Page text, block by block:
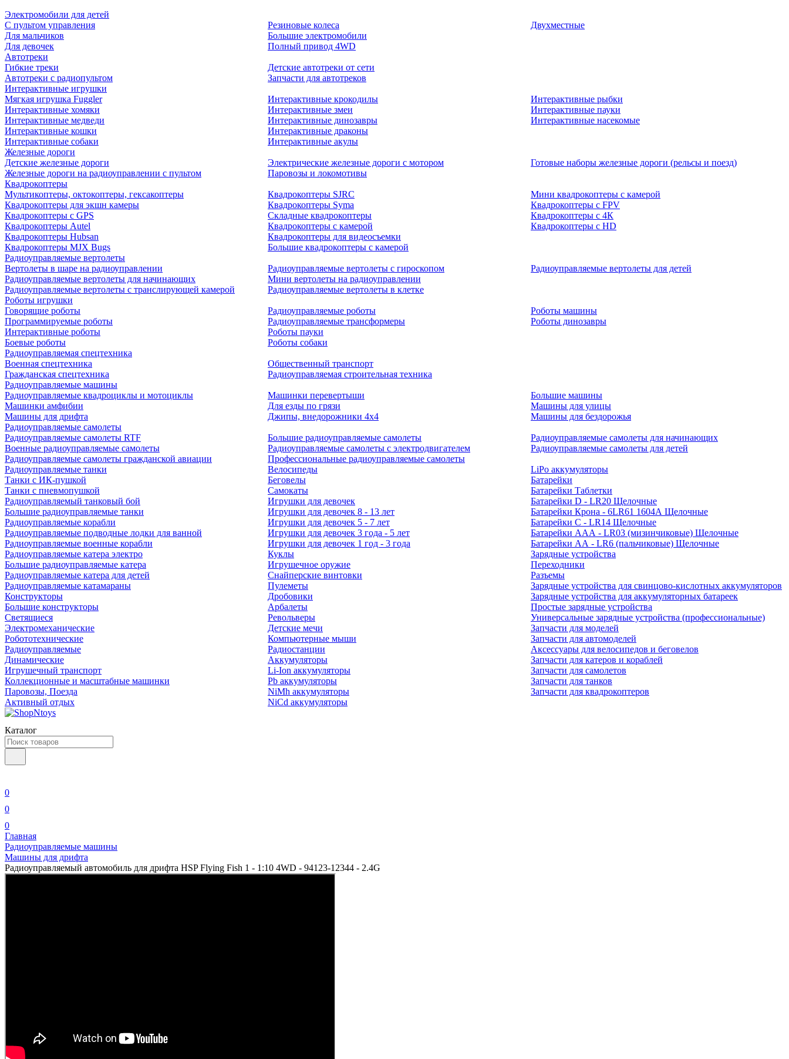
Электромобили для детей
С пультом управления
Для мальчиков
Для девочек
Резиновые колеса
Большие электромобили
Полный привод 4WD
Двухместные
Автотреки
Гибкие треки
Автотреки с радиопультом
Детские автотреки от сети
Запчасти для автотреков
Интерактивные игрушки
Мягкая игрушка Fuggler
Интерактивные хомяки
Интерактивные медведи
Интерактивные кошки
Интерактивные собаки
Интерактивные крокодилы
Интерактивные змеи
Интерактивные динозавры
Интерактивные драконы
Интерактивные акулы
Интерактивные рыбки
Интерактивные пауки
Интерактивные насекомые
Железные дороги
Детские железные дороги
Железные дороги на радиоуправлении с пультом
Электрические железные дороги с мотором
Паровозы и локомотивы
Готовые наборы железные дороги (рельсы и поезд)
Квадрокоптеры
Мультикоптеры, октокоптеры, гексакоптеры
Квадрокоптеры для экшн камеры
Квадрокоптеры с GPS
Квадрокоптеры Autel
Квадрокоптеры Hubsan
Квадрокоптеры MJX Bugs
Квадрокоптеры SJRC
Квадрокоптеры Syma
Складные квадрокоптеры
Квадрокоптеры с камерой
Квадрокоптеры для видеосъемки
Большие квадрокоптеры с камерой
Мини квадрокоптеры с камерой
Квадрокоптеры с FPV
Квадрокоптеры с 4К
Квадрокоптеры с HD
Радиоуправляемые вертолеты
Вертолеты в шаре на радиоуправлении
Радиоуправляемые вертолеты для начинающих
Радиоуправляемые вертолеты с транслирующей камерой
Радиоуправляемые вертолеты с гироскопом
Мини вертолеты на радиоуправлении
Радиоуправляемые вертолеты в клетке
Радиоуправляемые вертолеты для детей
Роботы игрушки
Говорящие роботы
Программируемые роботы
Интерактивные роботы
Боевые роботы
Радиоуправляемые роботы
Радиоуправляемые трансформеры
Роботы пауки
Роботы собаки
Роботы машины
Роботы динозавры
Радиоуправляемая спецтехника
Военная спецтехника
Гражданская спецтехника
Общественный транспорт
Радиоуправляемая строительная техника
Радиоуправляемые машины
Радиоуправляемые квадроциклы и мотоциклы
Машинки амфибии
Машины для дрифта
Машинки перевертыши
Для езды по грязи
Джипы, внедорожники 4x4
Большие машины
Машины для улицы
Машины для бездорожья
Радиоуправляемые самолеты
Радиоуправляемые самолеты RTF
Военные радиоуправляемые самолеты
Радиоуправляемые самолеты гражданской авиации
Большие радиоуправляемые самолеты
Радиоуправляемые самолеты с электродвигателем
Профессиональные радиоуправляемые самолеты
Радиоуправляемые самолеты для начинающих
Радиоуправляемые самолеты для детей
Радиоуправляемые танки
Танки с ИК-пушкой
Танки с пневмопушкой
Радиоуправляемый танковый бой
Большие радиоуправляемые танки
Радиоуправляемые корабли
Радиоуправляемые подводные лодки для ванной
Радиоуправляемые военные корабли
Радиоуправляемые катера электро
Большие радиоуправляемые катера
Радиоуправляемые катера для детей
Радиоуправляемые катамараны
Конструкторы
Большие конструкторы
Светящиеся
Электромеханические
Робототехнические
Радиоуправляемые
Динамические
Игрушечный транспорт
Коллекционные и масштабные машинки
Паровозы, Поезда
Активный отдых
Велосипеды
Беговелы
Самокаты
Игрушки для девочек
Игрушки для девочек 8 - 13 лет
Игрушки для девочек 5 - 7 лет
Игрушки для девочек 3 года - 5 лет
Игрушки для девочек 1 год - 3 года
Куклы
Игрушечное оружие
Снайперские винтовки
Пулеметы
Дробовики
Арбалеты
Револьверы
Детские мечи
Компьютерные мыши
Радиостанции
Аккумуляторы
Li-Ion аккумуляторы
Pb аккумуляторы
NiMh аккумуляторы
NiCd аккумуляторы
LiPo аккумуляторы
Батарейки
Батарейки Таблетки
Батарейки D - LR20 Щелочные
Батарейки Крона - 6LR61 1604A Щелочные
Батарейки C - LR14 Щелочные
Батарейки AAA - LR03 (мизинчиковые) Щелочные
Батарейки AA - LR6 (пальчиковые) Щелочные
Зарядные устройства
Переходники
Разъемы
Зарядные устройства для свинцово-кислотных аккумуляторов
Зарядные устройства для аккумуляторных батареек
Простые зарядные устройства
Универсальные зарядные устройства (профессиональные)
Запчасти для моделей
Запчасти для автомоделей
Аксессуары для велосипедов и беговелов
Запчасти для катеров и кораблей
Запчасти для самолетов
Запчасти для танков
Запчасти для квадрокоптеров
Каталог
0
0
0
Главная
Радиоуправляемые машины
Машины для дрифта
Радиоуправляемый автомобиль для дрифта HSP Flying Fish 1 - 1:10 4WD - 94123-12344 - 2.4G